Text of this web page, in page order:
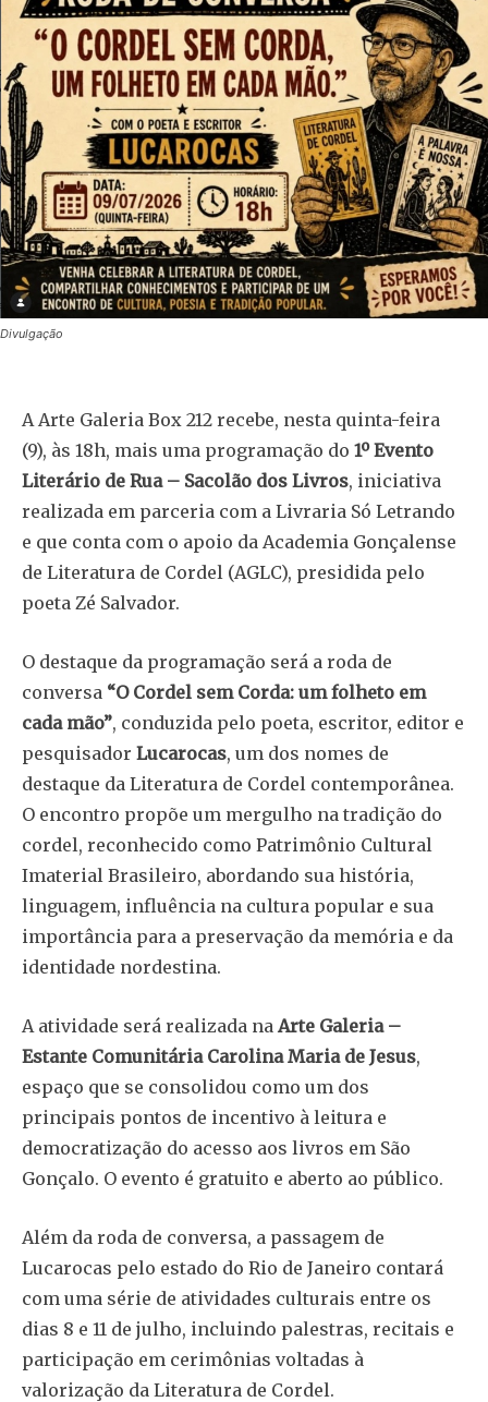
Divulgação
A Arte Galeria Box 212 recebe, nesta quinta-feira
(9), às 18h, mais uma programação do 1º Evento
Literário de Rua – Sacolão dos Livros, iniciativa
realizada em parceria com a Livraria Só Letrando
e que conta com o apoio da Academia Gonçalense
de Literatura de Cordel (AGLC), presidida pelo
poeta Zé Salvador.
O destaque da programação será a roda de
conversa “O Cordel sem Corda: um folheto em
cada mão”, conduzida pelo poeta, escritor, editor e
pesquisador Lucarocas, um dos nomes de
destaque da Literatura de Cordel contemporânea.
O encontro propõe um mergulho na tradição do
cordel, reconhecido como Patrimônio Cultural
Imaterial Brasileiro, abordando sua história,
linguagem, influência na cultura popular e sua
importância para a preservação da memória e da
identidade nordestina.
A atividade será realizada na Arte Galeria –
Estante Comunitária Carolina Maria de Jesus,
espaço que se consolidou como um dos
principais pontos de incentivo à leitura e
democratização do acesso aos livros em São
Gonçalo. O evento é gratuito e aberto ao público.
Além da roda de conversa, a passagem de
Lucarocas pelo estado do Rio de Janeiro contará
com uma série de atividades culturais entre os
dias 8 e 11 de julho, incluindo palestras, recitais e
participação em cerimônias voltadas à
valorização da Literatura de Cordel.